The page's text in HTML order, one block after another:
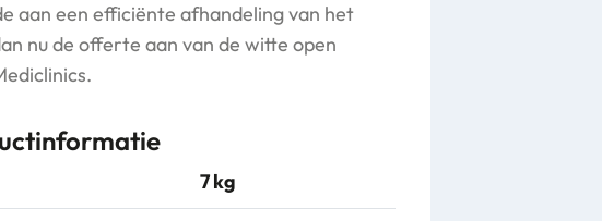
aan een efficiënte afhandeling van het
nu de offerte aan van de witte open
7 kg